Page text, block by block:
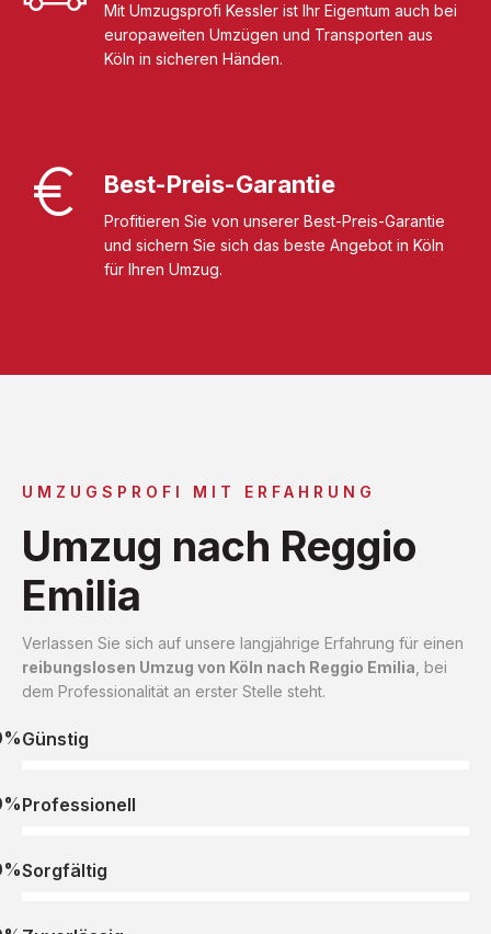
Mit Umzugsprofi Kessler ist Ihr Eigentum auch bei
europaweiten Umzügen und Transporten aus
Köln in sicheren Händen.
Best-Preis-Garantie
Profitieren Sie von unserer Best-Preis-Garantie
und sichern Sie sich das beste Angebot in Köln
für Ihren Umzug.
UMZUGSPROFI MIT ERFAHRUNG
Umzug nach Reggio
Emilia
Verlassen Sie sich auf unsere langjährige Erfahrung für einen
reibungslosen Umzug von Köln nach Reggio Emilia , bei
dem Professionalität an erster Stelle steht.
Günstig
Professionell
Sorgfältig